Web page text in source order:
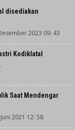
disediakan
2023 09: 43
Kodiklatal
Saat Mendengar
2021 12: 58